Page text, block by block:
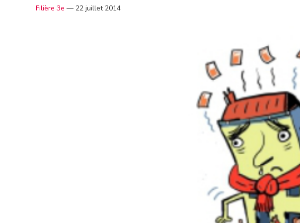
Filière 3e — 22 juillet 2014